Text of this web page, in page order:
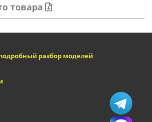
товара
разбор моделей